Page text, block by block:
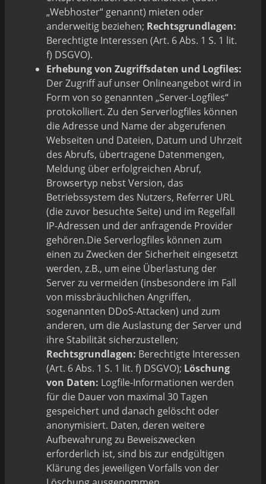
„Webhoster“ genannt) mieten oder
anderweitig beziehen; Rechtsgrundlagen:
Berechtigte Interessen (Art. 6 Abs. 1 S. 1 lit.
f) DSGVO).
Erhebung von Zugriffsdaten und Logfiles:
Der Zugriff auf unser Onlineangebot wird in
Form von so genannten „Server-Logfiles“
protokolliert. Zu den Serverlogfiles können
die Adresse und Name der abgerufenen
Webseiten und Dateien, Datum und Uhrzeit
des Abrufs, übertragene Datenmengen,
Meldung über erfolgreichen Abruf,
Browsertyp nebst Version, das
Betriebssystem des Nutzers, Referrer URL
(die zuvor besuchte Seite) und im Regelfall
IP-Adressen und der anfragende Provider
gehören.Die Serverlogfiles können zum
einen zu Zwecken der Sicherheit eingesetzt
werden, z.B., um eine Überlastung der
Server zu vermeiden (insbesondere im Fall
von missbräuchlichen Angriffen,
sogenannten DDoS-Attacken) und zum
anderen, um die Auslastung der Server und
ihre Stabilität sicherzustellen;
Rechtsgrundlagen: Berechtigte Interessen
(Art. 6 Abs. 1 S. 1 lit. f) DSGVO); Löschung
von Daten: Logfile-Informationen werden
für die Dauer von maximal 30 Tagen
gespeichert und danach gelöscht oder
anonymisiert. Daten, deren weitere
Aufbewahrung zu Beweiszwecken
erforderlich ist, sind bis zur endgültigen
Klärung des jeweiligen Vorfalls von der